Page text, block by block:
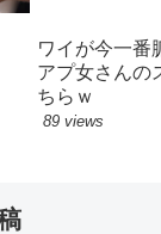
ワイが今一番
アプ女さんの
ちらｗ
89 views